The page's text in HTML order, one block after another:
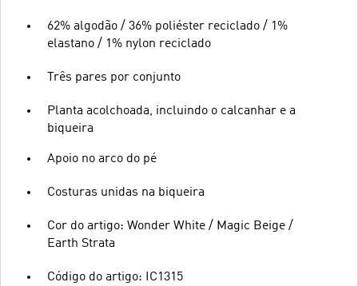
62% algodão / 36% poliéster reciclado / 1%
elastano / 1% nylon reciclado
Três pares por conjunto
Planta acolchoada, incluindo o calcanhar e a
biqueira
Apoio no arco do pé
Costuras unidas na biqueira
Cor do artigo: Wonder White / Magic Beige /
Earth Strata
Código do artigo: IC1315